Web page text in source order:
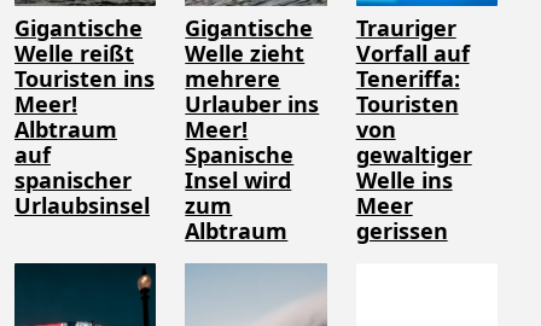
Gigantische
Welle reißt
Touristen ins
Meer!
Albtraum
auf
spanischer
Urlaubsinsel
Gigantische
Welle zieht
mehrere
Urlauber ins
Meer!
Spanische
Insel wird
zum
Albtraum
Trauriger
Vorfall auf
Teneriffa:
Touristen
von
gewaltiger
Welle ins
Meer
gerissen